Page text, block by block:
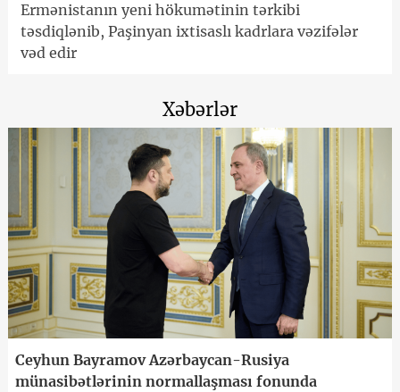
Ermənistanın yeni hökumətinin tərkibi
təsdiqlənib, Paşinyan ixtisaslı kadrlara vəzifələr
vəd edir
Xəbərlər
Ceyhun Bayramov Azərbaycan-Rusiya
münasibətlərinin normallaşması fonunda